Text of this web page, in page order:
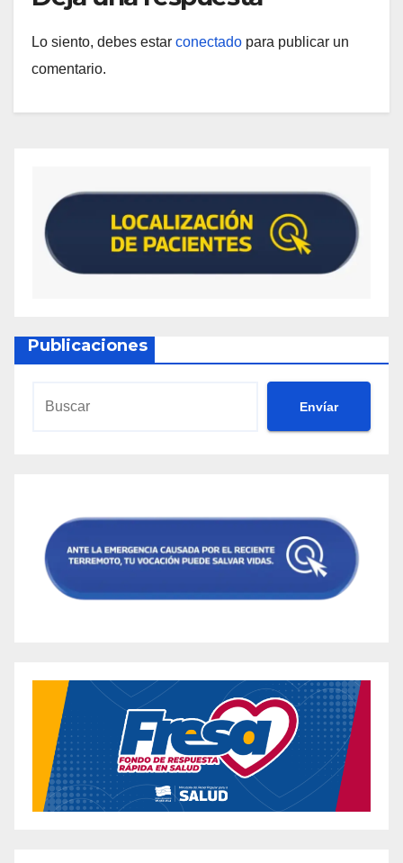
Lo siento, debes estar conectado para publicar un
comentario.
Publicaciones
Envíar